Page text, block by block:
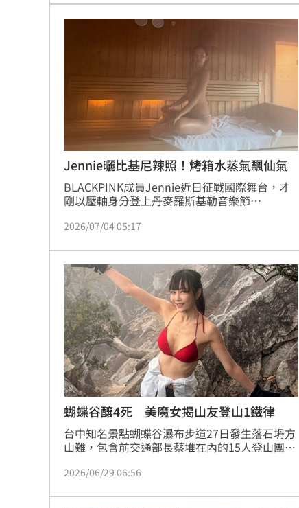
Jennie曬比基尼辣照！烤箱水蒸氣飄仙氣
BLACKPINK成員Jennie近日征戰國際舞台，才
剛以壓軸身分登上丹麥羅斯基勒音樂節
曬出一系列比基尼辣照，其中裸色泳裝搭配木質
服，性感指數瞬間爆表，也讓大批粉絲驚呼「太
辣了」。
2026/07/04 05:17
蝴蝶谷釀4死 美魔女揭山友登山1鐵律
台中知名景點蝴蝶谷瀑布步道27日發生落石坍方
山難，包含前交通部長蔡堆在內的15人登山團，
4死1傷。對此，「凍齡美魔女」胡文英也在社群
簡直是罔顧人命。
2026/06/29 06:56